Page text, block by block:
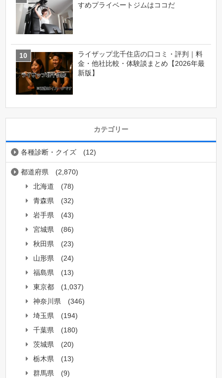
すめプライベートジムはココだ
ライザップ北千住店の口コミ・評判｜料
金・他社比較・体験談まとめ【2026年最
新版】
カテゴリー
各種診断・クイズ (12)
都道府県
(2,870)
北海道
(78)
青森県
(32)
岩手県
(43)
宮城県
(86)
秋田県
(23)
山形県
(24)
福島県
(13)
東京都
(1,037)
神奈川県
(346)
埼玉県
(194)
千葉県
(180)
茨城県
(20)
栃木県
(13)
群馬県
(9)